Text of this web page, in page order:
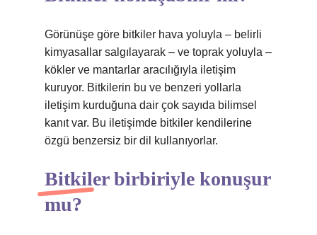
Görünüşe göre bitkiler hava yoluyla – belirli
kimyasallar salgılayarak – ve toprak yoluyla –
kökler ve mantarlar aracılığıyla iletişim
kuruyor. Bitkilerin bu ve benzeri yollarla
iletişim kurduğuna dair çok sayıda bilimsel
kanıt var. Bu iletişimde bitkiler kendilerine
özgü benzersiz bir dil kullanıyorlar.
Bitkiler birbiriyle konuşur
mu?